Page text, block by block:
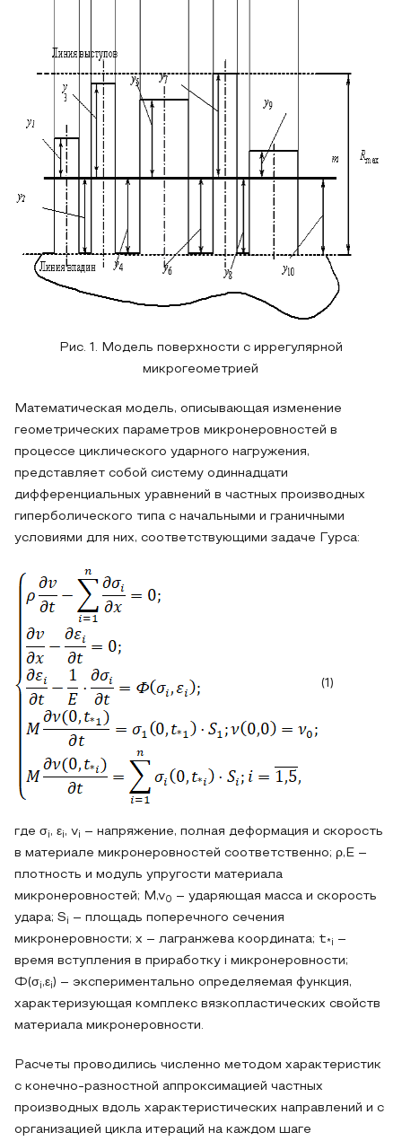
Рис. 1. Модель поверхности с иррегулярной
микрогеометрией
Математическая модель, описывающая изменение
геометрических параметров микронеровностей в
процессе циклического ударного нагружения,
представляет собой систему одиннадцати
дифференциальных уравнений в частных производных
гиперболического типа с начальными и граничными
условиями для них, соответствующими задаче Гурса:
(1)
где σi , εi , vi
– напряжение, полная деформация и скорость
в материале микронеровностей соответственно; ρ,E –
плотность и модуль упругости материала
микронеровностей; M,v0
– ударяющая масса и скорость
удара; S i
– площадь поперечного сечения
микронеровности; x – лагранжева координата; t*i
–
время вступления в приработку i микронеровности;
Ф(σi ,εi ) – экспериментально определяемая функция,
характеризующая комплекс вязкопластических свойств
материала микронеровности.
Расчеты проводились численно методом характеристик
с конечно-разностной аппроксимацией частных
производных вдоль характеристических направлений и с
организацией цикла итераций на каждом шаге